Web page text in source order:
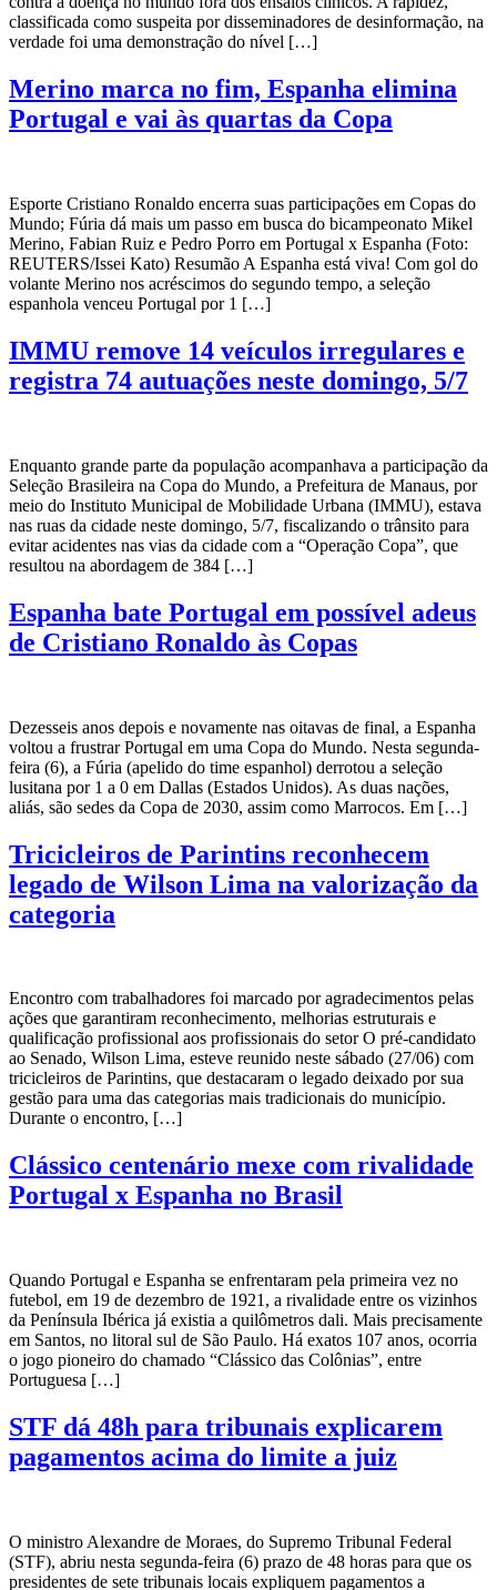
classificada como suspeita por disseminadores de desinformação, na
verdade foi uma demonstração do nível […]
Merino marca no fim, Espanha elimina
Portugal e vai às quartas da Copa
Esporte Cristiano Ronaldo encerra suas participações em Copas do
Mundo; Fúria dá mais um passo em busca do bicampeonato Mikel
Merino, Fabian Ruiz e Pedro Porro em Portugal x Espanha (Foto:
REUTERS/Issei Kato) Resumão A Espanha está viva! Com gol do
volante Merino nos acréscimos do segundo tempo, a seleção
espanhola venceu Portugal por 1 […]
IMMU remove 14 veículos irregulares e
registra 74 autuações neste domingo, 5/7
Enquanto grande parte da população acompanhava a participação da
Seleção Brasileira na Copa do Mundo, a Prefeitura de Manaus, por
meio do Instituto Municipal de Mobilidade Urbana (IMMU), estava
nas ruas da cidade neste domingo, 5/7, fiscalizando o trânsito para
evitar acidentes nas vias da cidade com a “Operação Copa”, que
resultou na abordagem de 384 […]
Espanha bate Portugal em possível adeus
de Cristiano Ronaldo às Copas
Dezesseis anos depois e novamente nas oitavas de final, a Espanha
voltou a frustrar Portugal em uma Copa do Mundo. Nesta segunda-
feira (6), a Fúria (apelido do time espanhol) derrotou a seleção
lusitana por 1 a 0 em Dallas (Estados Unidos). As duas nações,
aliás, são sedes da Copa de 2030, assim como Marrocos. Em […]
Tricicleiros de Parintins reconhecem
legado de Wilson Lima na valorização da
categoria
Encontro com trabalhadores foi marcado por agradecimentos pelas
ações que garantiram reconhecimento, melhorias estruturais e
qualificação profissional aos profissionais do setor O pré-candidato
ao Senado, Wilson Lima, esteve reunido neste sábado (27/06) com
tricicleiros de Parintins, que destacaram o legado deixado por sua
gestão para uma das categorias mais tradicionais do município.
Durante o encontro, […]
Clássico centenário mexe com rivalidade
Portugal x Espanha no Brasil
Quando Portugal e Espanha se enfrentaram pela primeira vez no
futebol, em 19 de dezembro de 1921, a rivalidade entre os vizinhos
da Península Ibérica já existia a quilômetros dali. Mais precisamente
em Santos, no litoral sul de São Paulo. Há exatos 107 anos, ocorria
o jogo pioneiro do chamado “Clássico das Colônias”, entre
Portuguesa […]
STF dá 48h para tribunais explicarem
pagamentos acima do limite a juiz
O ministro Alexandre de Moraes, do Supremo Tribunal Federal
(STF), abriu nesta segunda-feira (6) prazo de 48 horas para que os
presidentes de sete tribunais locais expliquem pagamentos a